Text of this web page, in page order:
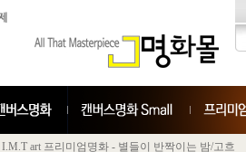
I.M.T art 프리미엄명화 - 별들이 반짝이는 밤/고흐